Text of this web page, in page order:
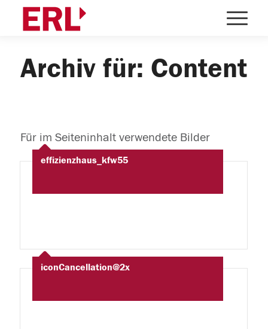
Archiv für: Content
Für im Seiteninhalt verwendete Bilder
effizienzhaus_kfw55
iconCancellation@2x